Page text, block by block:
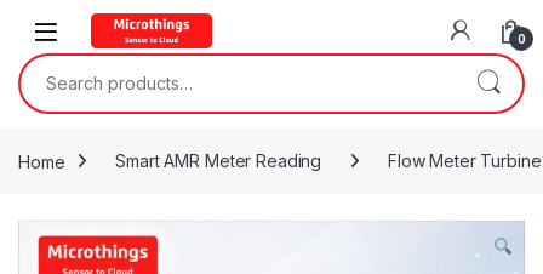
Open 0
Search for:
Home Smart AMR Meter Reading Flow Meter Turbine